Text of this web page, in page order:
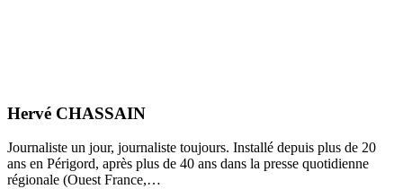
Hervé CHASSAIN
Journaliste un jour, journaliste toujours. Installé depuis plus de 20
ans en Périgord, après plus de 40 ans dans la presse quotidienne
régionale (Ouest France,…